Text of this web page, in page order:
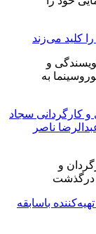
کلید می‌زند
و کارگردانی سجاد
ناصر
باسابقه